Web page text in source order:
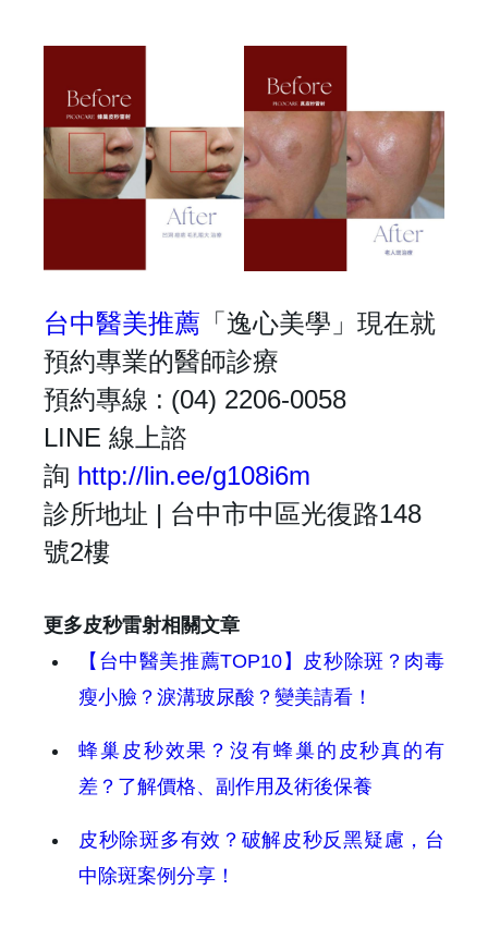
台中醫美推薦 「逸心美學」現在就
預約專業的醫師診療
預約專線 : (04) 2206-0058
LINE 線上諮
詢 http://lin.ee/g108i6m
診所地址 | 台中市中區光復路148
號2樓
更多皮秒雷射相關文章
【台中醫美推薦TOP10】皮秒除斑？肉毒
瘦小臉？淚溝玻尿酸？變美請看！
蜂巢皮秒效果？沒有蜂巢的皮秒真的有
差？了解價格、副作用及術後保養
皮秒除斑多有效？破解皮秒反黑疑慮，台
中除斑案例分享！